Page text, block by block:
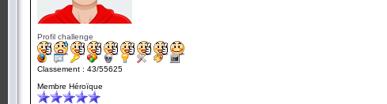
Profil challenge
Classement : 43/55625
Membre Héroïque